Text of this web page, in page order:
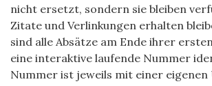
nicht ersetzt, sondern sie bleiben
Zitate und Verlinkungen erhalten
sind alle Absätze am Ende ihrer
eine interaktive laufende Nummer
Nummer ist jeweils mit einer eigenen